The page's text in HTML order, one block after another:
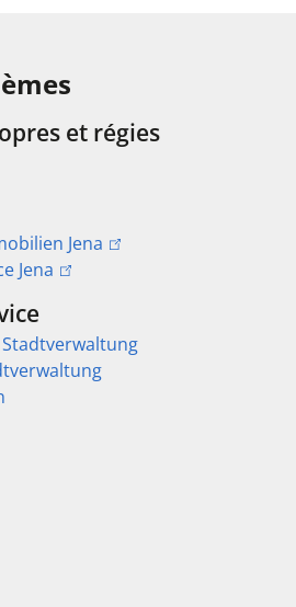
et régies
Jena
Jena